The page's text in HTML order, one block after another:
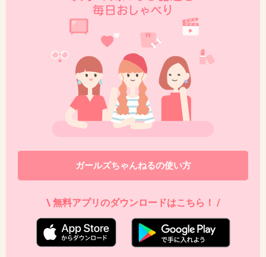
タミフルに限った話じゃないのに
+13
2019/05/31(金) 08:25:03
軽い風邪は薬飲んでも飲まなくても一週間で治
+155
2019/05/31(金) 08:25:25
ガールズちゃんねるの使い方
\ 無料アプリのダウンロードはこちら！ /